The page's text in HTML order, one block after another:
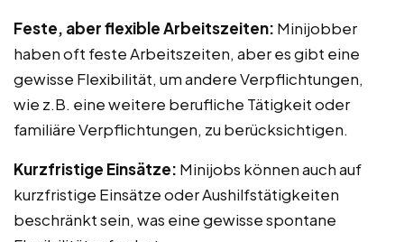
Feste, aber flexible Arbeitszeiten: Minijobber
haben oft feste Arbeitszeiten, aber es gibt eine
gewisse Flexibilität, um andere Verpflichtungen,
wie z.B. eine weitere berufliche Tätigkeit oder
familiäre Verpflichtungen, zu berücksichtigen.
Kurzfristige Einsätze: Minijobs können auch auf
kurzfristige Einsätze oder Aushilfstätigkeiten
beschränkt sein, was eine gewisse spontane